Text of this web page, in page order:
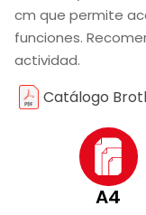
cm que permite
funciones.
actividad.
Catálogo
A4